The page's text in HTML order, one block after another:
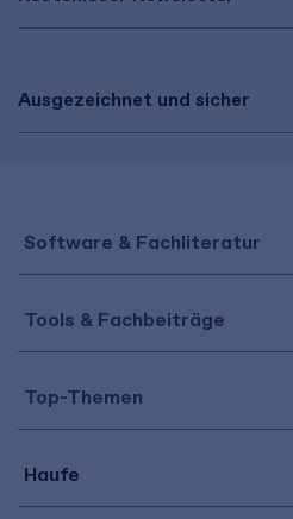
Ausgezeichnet und sicher
Software & Fachliteratur
Tools & Fachbeiträge
Top-Themen
Haufe